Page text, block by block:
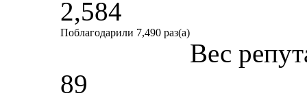
2,584
Поблагодарили 7,490 раз(а)
Вес
89